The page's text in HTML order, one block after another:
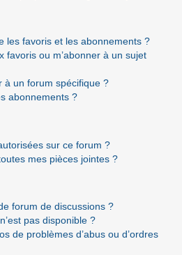
les favoris et les abonnements ?
favoris ou m’abonner à un sujet
à un forum spécifique ?
abonnements ?
sur ce forum ?
mes pièces jointes ?
forum de discussions ?
pas disponible ?
de problèmes d’abus ou d’ordres